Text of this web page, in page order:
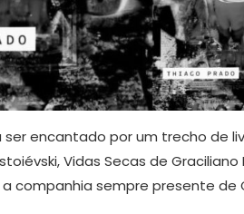
encantado por um trecho de
Vidas Secas de Graciliano
companhia sempre presente de